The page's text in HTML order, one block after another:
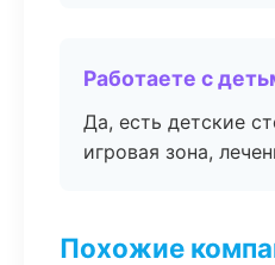
Работаете с
Да, есть детские
игровая зона,
Похожие